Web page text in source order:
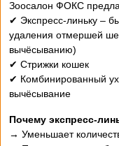
Зоосалон ФОКС
✔ Экспресс-линьку –
удаления отмершей
вычёсыванию)
✔ Стрижки кошек
✔ Комбинированный
вычёсывание
Почему экспресс-
→ Уменьшает